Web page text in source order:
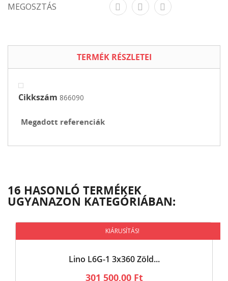
MEGOSZTÁS
TERMÉK RÉSZLETEI
Cikkszám 866090
Megadott referenciák
16 HASONLÓ TERMÉKEK
UGYANAZON KATEGÓRIÁBAN:
Lino L6G-1 3x360 Zöld...
301 500,00 Ft
KIÁRUSÍTÁS!